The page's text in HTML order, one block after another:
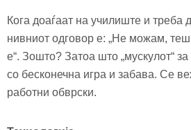
Кога доаѓаат на училиште и треба
нивниот одговор е: „Не можам,
е“. Зошто? Затоа што „мускулот“
со бесконечна игра и забава. Се
работни обврски.